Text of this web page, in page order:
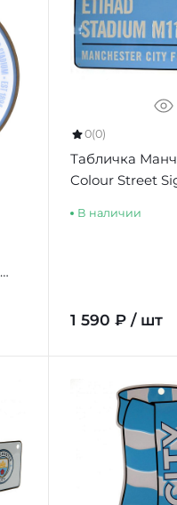
0(0)
Табличка
Colour Street
В наличии
1 590 ₽ / шт